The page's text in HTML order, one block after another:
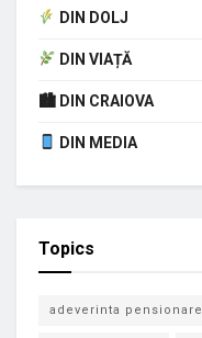
DIN DOLJ
DIN VIAȚĂ
🏙 DIN CRAIOVA
DIN MEDIA
Topics
adeverinta pensionare